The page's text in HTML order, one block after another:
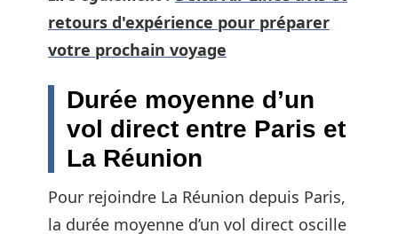
retours d'expérience pour préparer
votre prochain voyage
Durée moyenne d’un
vol direct entre Paris et
La Réunion
Pour rejoindre La Réunion depuis Paris,
la durée moyenne d’un vol direct oscille